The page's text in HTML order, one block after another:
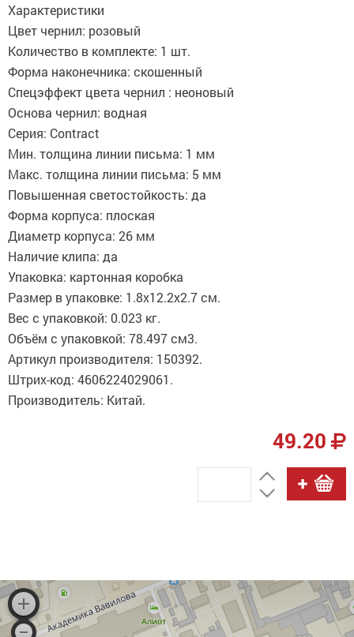
Характеристики
Цвет чернил: розовый
Количество в комплекте: 1 шт.
Форма наконечника: скошенный
Спецэффект цвета чернил : неоновый
Основа чернил: водная
Серия: Contract
Мин. толщина линии письма: 1 мм
Макс. толщина линии письма: 5 мм
Повышенная светостойкость: да
Форма корпуса: плоская
Диаметр корпуса: 26 мм
Наличие клипа: да
Упаковка: картонная коробка
Размер в упаковке: 1.8x12.2x2.7 см.
Вес с упаковкой: 0.023 кг.
Объём с упаковкой: 78.497 см3.
Артикул производителя: 150392.
Штрих-код: 4606224029061.
Производитель: Китай.
49.20